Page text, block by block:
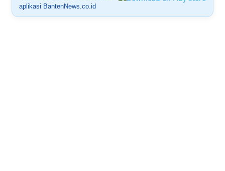
aplikasi BantenNews.co.id